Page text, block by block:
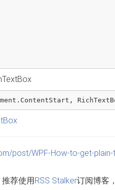
. ContentStart ,
post/WPF-How-to-get-
推荐使用RSS Stalker订阅博客